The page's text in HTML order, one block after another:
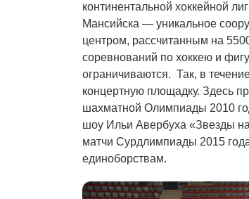
континентальной хоккейной
Мансийска — уникальное
центром, рассчитанным на
соревнований по хоккею и
ограничиваются. Так, в
концертную площадку. Здесь
шахматной Олимпиады 2010
шоу Ильи Авербуха «Звезды
матчи Сурдлимпиады 2015
единоборствам.